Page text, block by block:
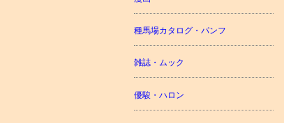
種馬場カタログ・パンフ
雑誌・ムック
優駿・ハロン